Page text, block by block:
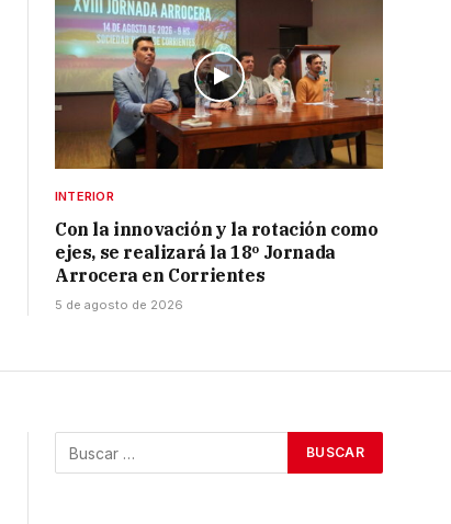
INTERIOR
Con la innovación y la rotación como
ejes, se realizará la 18º Jornada
Arrocera en Corrientes
5 de agosto de 2026